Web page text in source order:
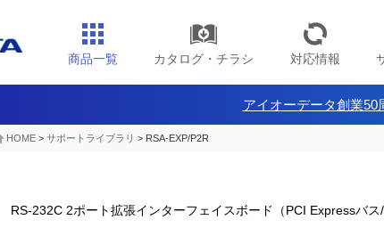
商品一覧 カタログ・チラシ 対応情報
アイオーデータ創業50
HOME > サポートライブラリ > RSA-EXP/P2R
RS-232C 2ポート拡張インターフェイスボード（PCI Expressバス